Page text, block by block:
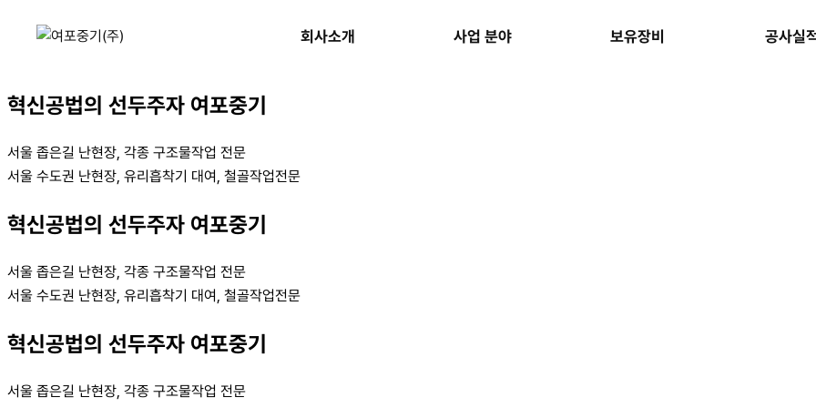
건너뛰기
회사소개 사업 분야 보유장비 공사실
서울 좁은길 난현장, 각종 구조물작업 전문
혁신공법의 선두주자 여포중기
서울 좁은길 난현장, 각종 구조물작업 전문
서울 수도권 난현장, 유리흡착기 대여, 철골작업전문
혁신공법의 선두주자 여포중기
서울 좁은길 난현장, 각종 구조물작업 전문
서울 수도권 난현장, 유리흡착기 대여, 철골작업전문
혁신공법의 선두주자 여포중기
서울 좁은길 난현장, 각종 구조물작업 전문